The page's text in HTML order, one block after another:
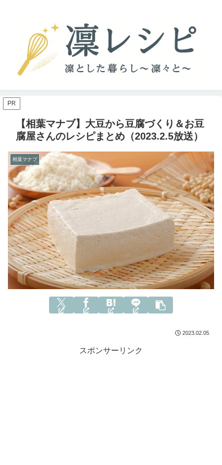
PR
【相葉マナブ】大豆から豆腐づくり＆お豆
腐屋さんのレシピまとめ（2023.2.5放送）
相葉マナブ
2023.02.05
スポンサーリンク